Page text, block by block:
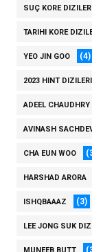
SUÇ KORE DIZILERI
TARIHI KORE
YEO JIN GOO (4)
2023 HINT DIZILERI
ADEEL CHAUDHRY
AVINASH
CHA EUN WOO
HARSHAD ARORA
ISHQBAAAZ (3)
LEE JONG SUK